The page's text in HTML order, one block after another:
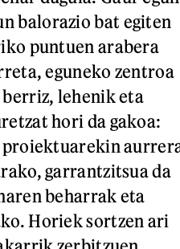
balorazio bat egiten
puntuen arabera
eguneko zentroa
lehenik eta
hori da gakoa:
proiektuarekin
garrantzitsua da
beharrak eta
Horiek sortzen ari
zerbitzuen